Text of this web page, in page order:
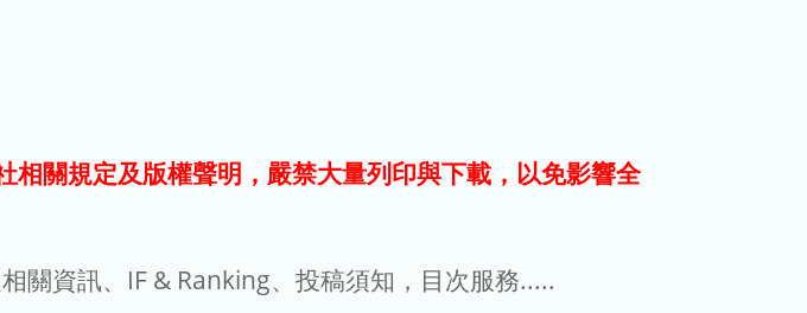
相關規定及版權聲明，嚴禁大量列印與下載，以免影響全
關資訊、IF & Ranking、投稿須知，目次服務.....